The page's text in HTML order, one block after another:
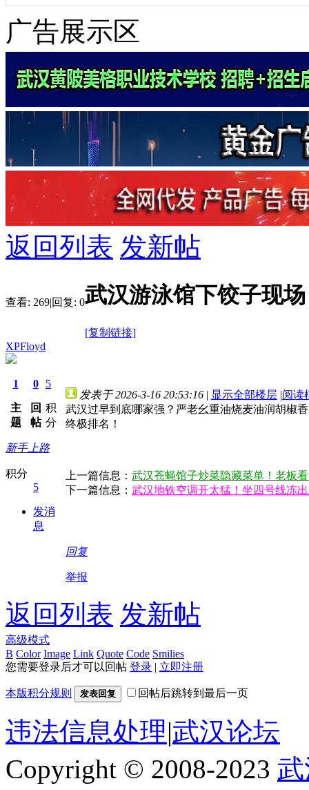
广告展示区
返回列表 发新帖
查看: 269|回复: 0武汉游泳馆下饺子现
[复制链接]
XPFloyd
1
主
题
0
回
帖
5
积
分
新手上路
积分
5
发消
息
发表于 2026-3-16 20:53:16 | 显示全部楼层 |阅读
武汉过早到底哪家强？严老幺重油烧麦油润胡椒
终极排名！
上一篇信息： 武汉苍蝇馆子炒菜隐藏菜单！老板
下一篇信息： 武汉地铁空调开太猛！坐四号线冻
回复
举报
返回列表 发新帖
高级模式
B Color Image Link Quote Code Smilies
您需要登录后才可以回帖 登录 | 立即注册
本版积分规则 发表回复 回帖后跳转到最后一页
违法信息处理|武汉论坛
Copyright © 2008-2023